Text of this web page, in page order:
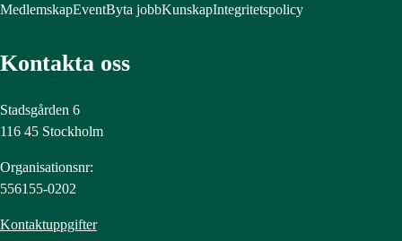
MedlemskapEventByta jobbKunskapIntegritetspolicy
Kontakta oss
Stadsgården 6
116 45 Stockholm
Organisationsnr:
556155-0202
Kontaktuppgifter